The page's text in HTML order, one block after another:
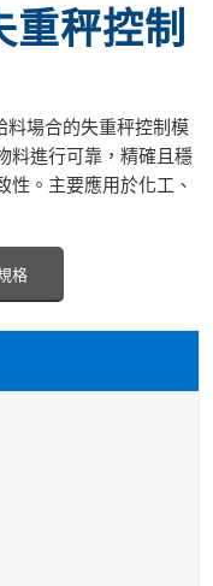
重秤控制
料場合的失重秤控制模
料進行可靠，精確且穩
性。主要應用於化工、
格